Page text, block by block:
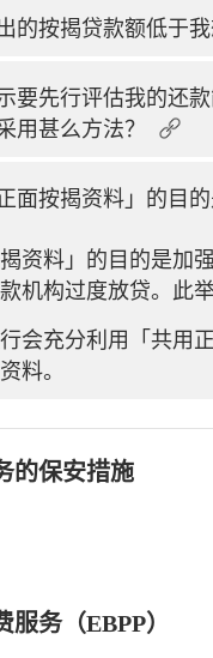
的按揭贷款额低于
要先行评估我的还
用甚么方法？
面按揭资料」的目的
揭资料」的目的是
机构过度放贷。此
会充分利用「共用
料。
的保安措施
务（EBPP）